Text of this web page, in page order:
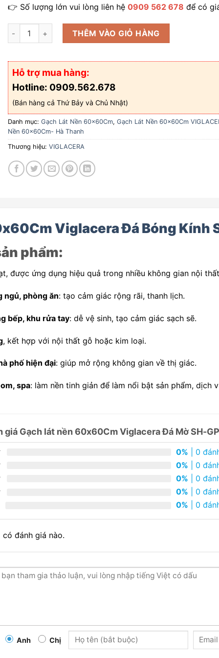
👉 Số lượng lớn vui lòng liên hệ 0909 562 678 để có
Gạch lát nền 60x60Cm Viglacera Đá Mờ SH-GP803 số lượng
THÊM VÀO GIỎ HÀNG
Hỗ trợ mua hàng:
Hotline: 0909.562.678
(Bán hàng cả Thứ Bảy và Chủ Nhật)
Danh mục: Gạch Lát Nền 60x60Cm, Gạch Lát Nền 60x60Cm
Nền 60x60Cm- Hà Thanh
Thương hiệu: VIGLACERA
Viglacera Đá Bóng Kính
phẩm:
được ứng dụng hiệu quả trong nhiều không gian nội
ngủ, phòng ăn: tạo cảm giác rộng rãi, thanh lịch.
bếp, khu rửa tay: dễ vệ sinh, tạo cảm giác sạch sẽ.
, kết hợp với nội thất gỗ hoặc kim loại.
phố hiện đại: giúp mở rộng không gian về thị giác.
spa: làm nền tinh giản để làm nổi bật sản phẩm, dịch
giá Gạch lát nền 60x60Cm Viglacera Đá Mờ SH-
0% | 0
0% | 0
0% | 0
0% | 0
0% | 0
có đánh giá nào.
Anh Chị